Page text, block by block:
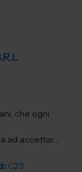
che ogni
ad accettare
C23